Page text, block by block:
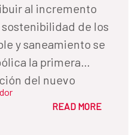
al incremento
de los
y saneamiento se
la primera
del nuevo
el Cantón
READ MORE